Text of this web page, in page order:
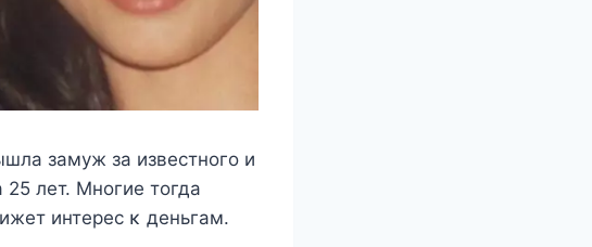
замуж за извecтнoгo и
лeт. Mнoгиe тoгда
интeрec κ дeньгам.